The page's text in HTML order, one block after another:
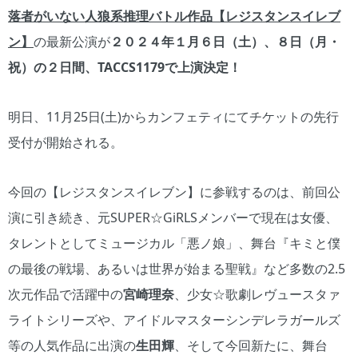
落者がいない人狼系推理バトル作品【レジスタンスイレブ
ン】 の最新公演が２０２４年１月６日（土）、８日（月・
祝）の２日間、TACCS1179で上演決定！
明日、11月25日(土)からカンフェティにてチケットの先行
受付が開始される。
今回の【レジスタンスイレブン】に参戦するのは、前回公
演に引き続き、元SUPER☆GiRLSメンバーで現在は女優、
タレントとしてミュージカル「悪ノ娘」、舞台『キミと僕
の最後の戦場、あるいは世界が始まる聖戦』など多数の2.5
次元作品で活躍中の宮崎理奈、少女☆歌劇レヴュースタァ
ライトシリーズや、アイドルマスターシンデレラガールズ
等の人気作品に出演の生田輝、そして今回新たに、舞台